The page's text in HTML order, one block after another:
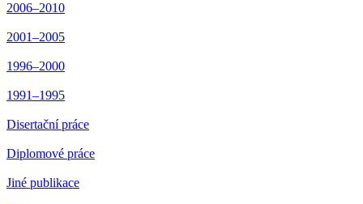
2006–2010
2001–2005
1996–2000
1991–1995
Disertační práce
Diplomové práce
Jiné publikace